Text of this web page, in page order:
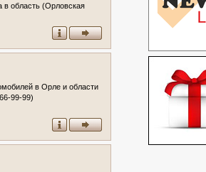
в область (Орловская
в Орле и области
99-99)